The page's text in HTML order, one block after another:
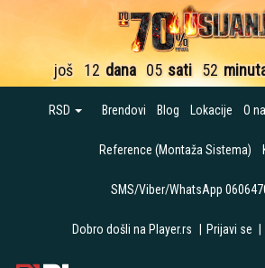
još 12 dana 05 sati 52
RSD Brendovi Blog Lokacije O
Reference (Montaža Sistema)
SMS/Viber/WhatsApp
Dobro došli na Player.rs Prijavi se